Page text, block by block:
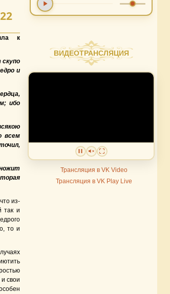
к
и
ибо
всем
из-
так и
то и
свои
ВИДЕОТРАНСЛЯЦИЯ
Трансляция в VK Video
Трансляция в VK Play Live